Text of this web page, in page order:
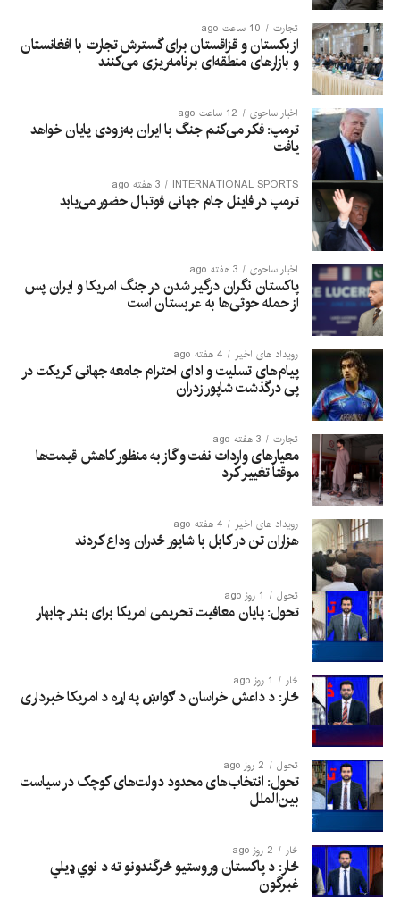
تجارت 10 ساعت ago
ازبکستان و قزاقستان برای گسترش تجارت با افغانستان
و بازارهای منطقه‌ای برنامه‌ریزی می‌کنند
اخبار ساحوی 12 ساعت ago
ترمپ: فکر می‌کنم جنگ با ایران به‌زودی پایان خواهد
یافت
INTERNATIONAL SPORTS 3 هفته ago
ترمپ در فاینل جام جهانی فوتبال حضور می‌یابد
اخبار ساحوی 3 هفته ago
پاکستان نگران درگیر شدن در جنگ امریکا و ایران پس
از حمله حوثی‌ها به عربستان است
رویداد های اخیر 4 هفته ago
پیام‌های تسلیت و ادای احترام جامعه جهانی کریکت در
پی درگذشت شاپور زدران
تجارت 3 هفته ago
معیارهای واردات نفت و گاز به منظور کاهش قیمت‌ها
موقتاً تغییر کرد
رویداد های اخیر 4 هفته ago
هزاران تن در کابل با شاپور ځدران وداع کردند
تحول 1 روز ago
تحول: پایان معافیت تحریمی امریکا برای بندر چابهار
څار 1 روز ago
څار: د داعش خراسان د ګواښ په اړه د امریکا خبرداری
تحول 2 روز ago
تحول: انتخاب‌های محدود دولت‌های کوچک در سیاست
بین‌الملل
څار 2 روز ago
څار: د پاکستان وروستیو څرگندونو ته د نوي ډیلي
غبرگون